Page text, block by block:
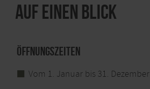
Auf einen Blick
Öffnungszeiten
Vom 1. Januar bis 31. Dezember